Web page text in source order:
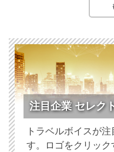
注目企業 セレク
トラベルボイスが
す。ロゴをクリック